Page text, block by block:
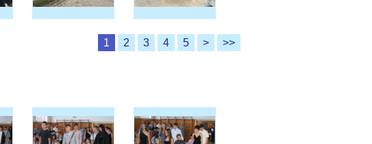
1 2 3 4 5 > >>